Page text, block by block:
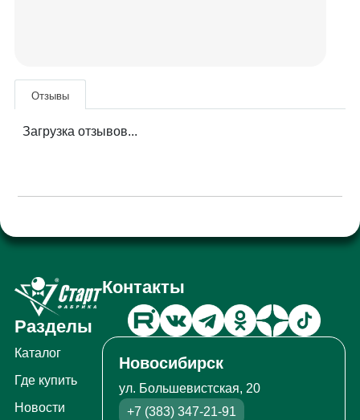
Отзывы
Загрузка отзывов...
Разделы
Каталог
Где купить
Новости
Контакты
Новосибирск
ул. Большевистская, 20
+7 (383) 347-21-91